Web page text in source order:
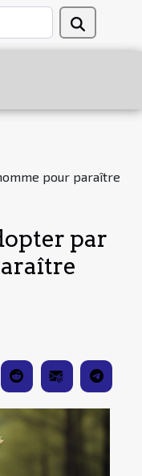
pour paraître
par